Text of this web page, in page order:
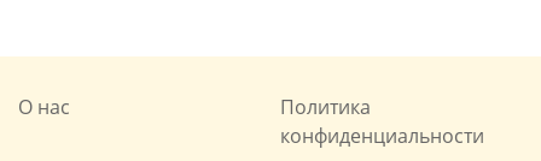
О нас
Политика
конфиденциальности